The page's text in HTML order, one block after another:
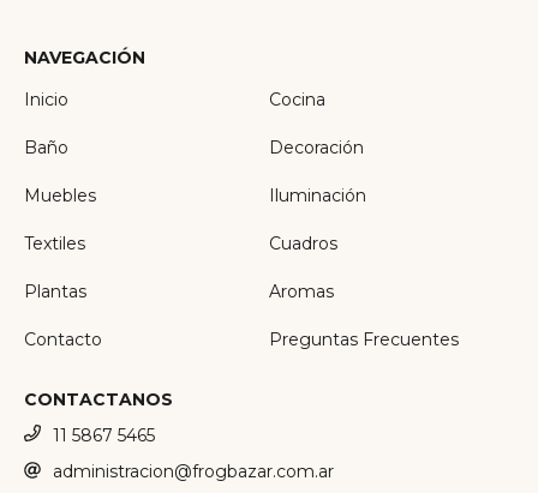
NAVEGACIÓN
Inicio
Cocina
Baño Decoración
Muebles Iluminación
Textiles Cuadros
Plantas Aromas
Contacto Preguntas Frecuentes
CONTACTANOS
11 5867 5465
administracion@frogbazar.com.ar